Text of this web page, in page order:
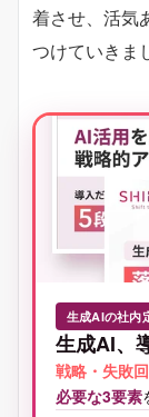
着させ、活気
つけていきま
生成AIの社内
生成AI、
戦略・失敗
必要な3要素